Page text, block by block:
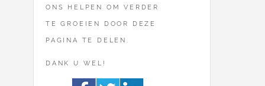
ONS HELPEN OM VERDER
TE GROEIEN DOOR DEZE
PAGINA TE DELEN.
DANK U WEL!